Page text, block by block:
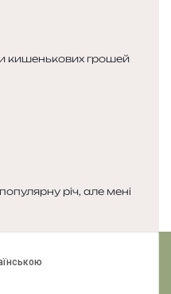
кишенькових грошей
річ, але мені